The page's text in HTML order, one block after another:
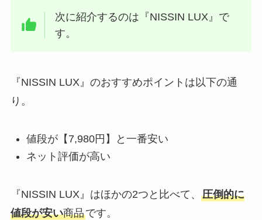
次に紹介するのは『NISSIN LUX』で
す。
『NISSIN LUX』のおすすめポイントは以下の通
り。
値段が【7,980円】と一番安い
ネット評価が高い
『NISSIN LUX』はほかの2つと比べて、 圧倒的に
値段が安い商品です。